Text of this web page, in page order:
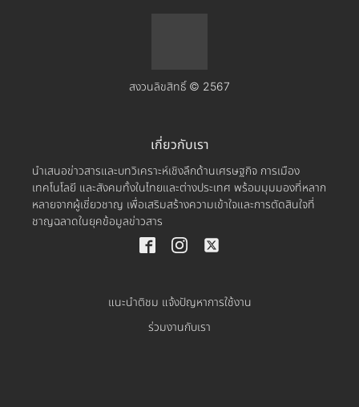
สงวนลิขสิทธิ์ © 2567
เกี่ยวกับเรา
นำเสนอข่าวสารและบทวิเคราะห์เชิงลึกด้านเศรษฐกิจ การเมือง
เทคโนโลยี และสังคมทั้งในไทยและต่างประเทศ พร้อมมุมมองที่หลาก
หลายจากผู้เชี่ยวชาญ เพื่อเสริมสร้างความเข้าใจและการตัดสินใจที่
ชาญฉลาดในยุคข้อมูลข่าวสาร
แนะนำติชม แจ้งปัญหาการใช้งาน
ร่วมงานกับเรา